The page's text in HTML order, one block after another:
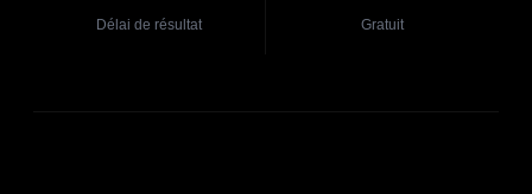
Délai de résultat Gratuit